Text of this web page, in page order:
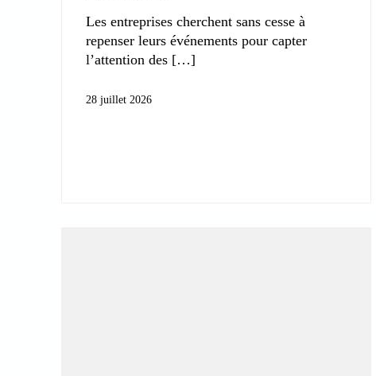
Les entreprises cherchent sans cesse à
repenser leurs événements pour capter
l’attention des
28 juillet 2026